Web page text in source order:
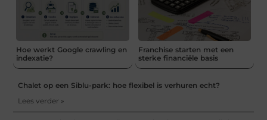
Hoe werkt Google crawling en
indexatie?
Franchise starten met een
sterke financiële basis
Chalet op een Siblu-park: hoe flexibel is verhuren echt?
Lees verder »